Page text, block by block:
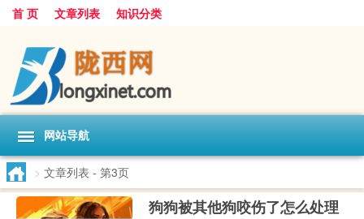
首 页 文章列表 知识分类
网站导航
> 文章列表 - 第3页
狗狗被其他狗咬伤了怎么处理